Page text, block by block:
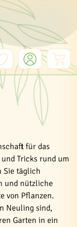
für das
Tricks rund um
Sie täglich
und nützliche
von Pflanzen.
Neuling sind,
Garten in ein